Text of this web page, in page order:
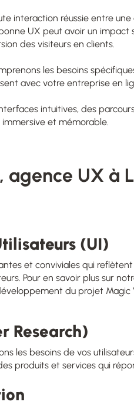
interaction réussie entre
UX peut avoir un impact
des visiteurs en clients.
les besoins
avec votre entreprise en
intuitives, des
et mémorable.
agence UX à
(UI)
et conviviales qui
Pour en savoir plus sur
du projet Magic
Research)
les besoins de vos
produits et services qui